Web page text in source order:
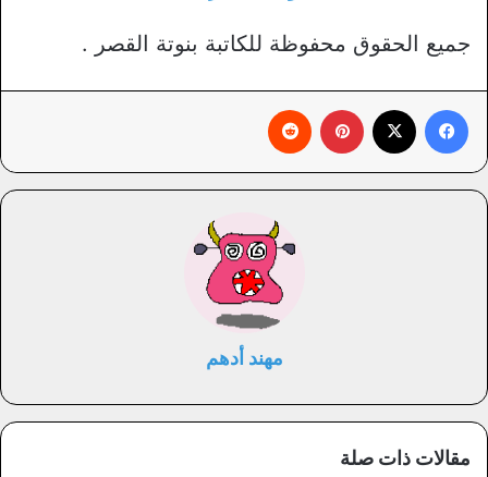
جميع الحقوق محفوظة للكاتبة بنوتة القصر .
مهند أدهم
مقالات ذات صلة